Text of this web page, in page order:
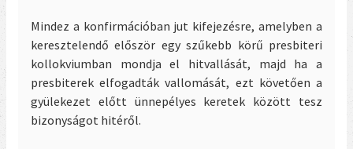
Mindez a konfirmációban jut kifejezésre, amelyben a
keresztelendő először egy szűkebb körű presbiteri
kollokviumban mondja el hitvallását, majd ha a
presbiterek elfogadták vallomását, ezt követően a
gyülekezet előtt ünnepélyes keretek között tesz
bizonyságot hitéről.